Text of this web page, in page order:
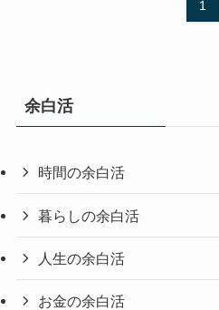
1
余白活
時間の余白活
暮らしの余白活
人生の余白活
お金の余白活